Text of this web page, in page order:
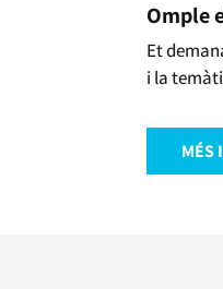
Omple
Et
i la
MÉS